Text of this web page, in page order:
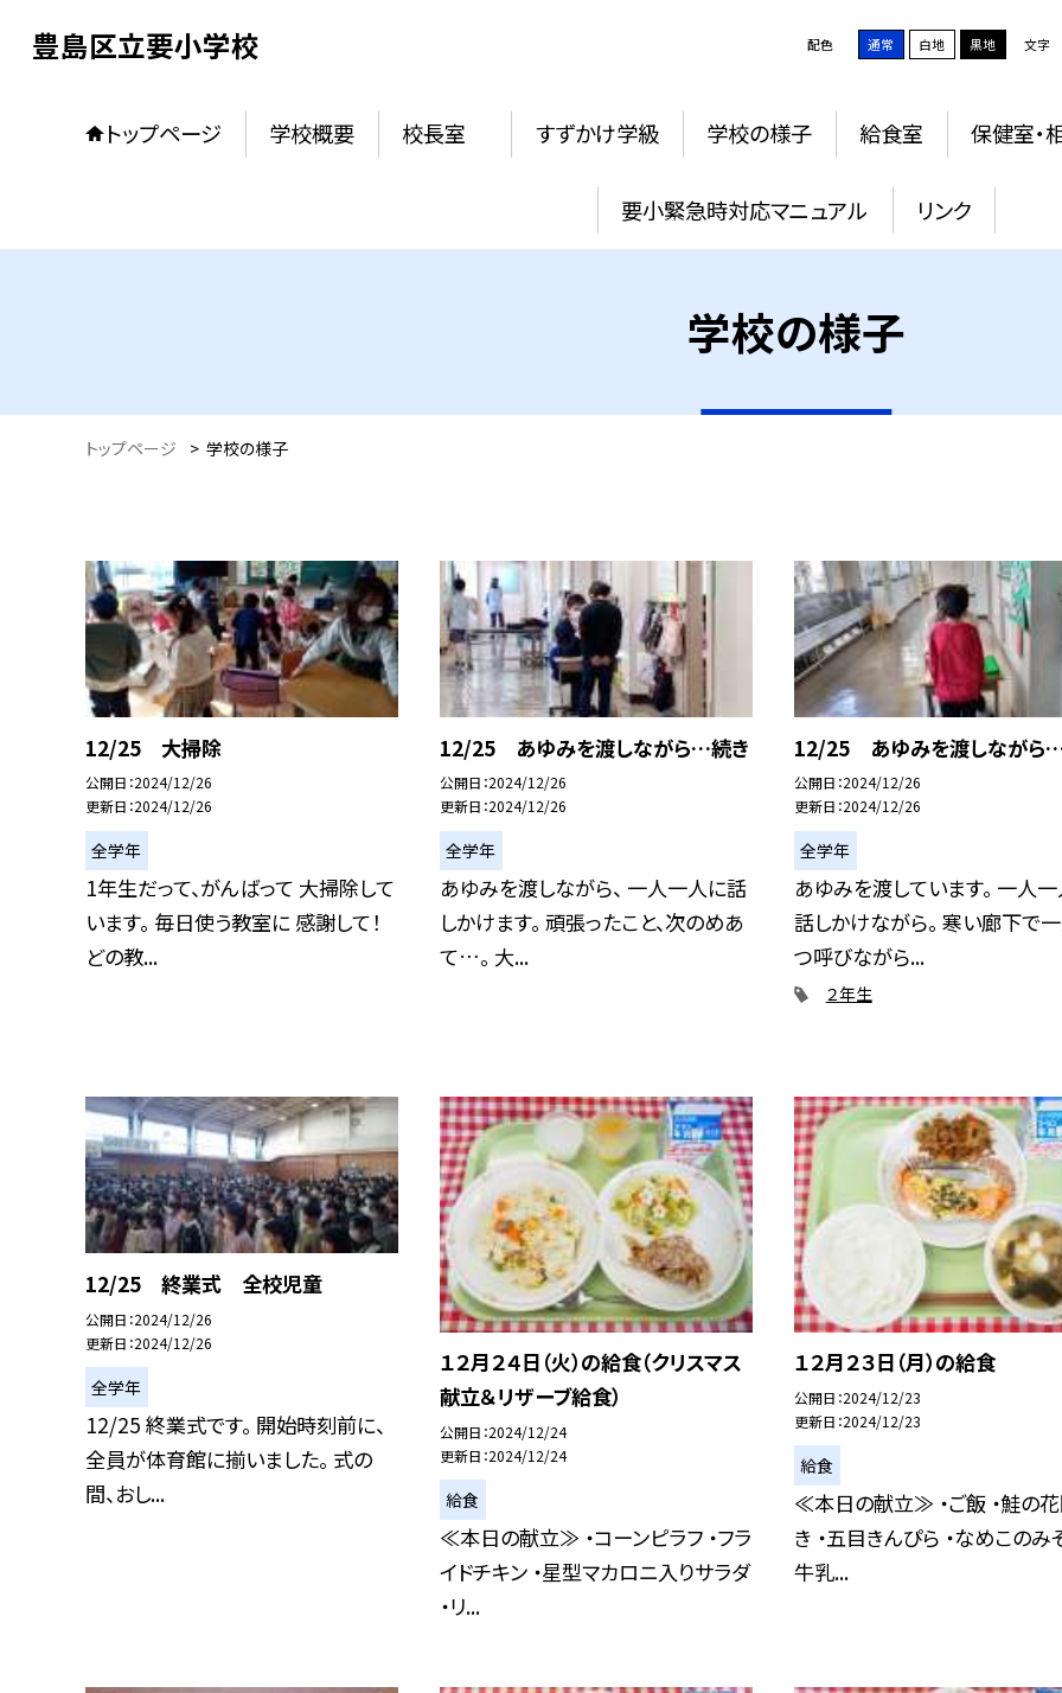
豊島区立要小学校 配色 通常 白地 黒地 文字
トップページ 学校概要 校長室 すずかけ学級 学校の様子 給食室 保健室・
要小緊急時対応マニュアル リンク
学校の様子
トップページ > 学校の様子
12/25 大掃除
公開日 2024/12/26
更新日 2024/12/26
全学年
1年生だって、がんばって 大掃除して
います。 毎日使う教室に 感謝して！
どの教...
12/25 あゆみを渡しながら…続き
公開日 2024/12/26
更新日 2024/12/26
全学年
あゆみを渡しながら、 一人一人に話
しかけます。 頑張ったこと、次のめあ
て…。 大...
12/25 あゆみを渡しながら
公開日 2024/12/26
更新日 2024/12/26
全学年
あゆみを渡しています。 一人
話しかけながら。 寒い廊下で
つ呼びながら...
２年生
12/25 終業式 全校児童
公開日 2024/12/26
更新日 2024/12/26
全学年
12/25 終業式です。 開始時刻前に、
全員が体育館に揃いました。 式の
間、おし...
１２月２４日（火）の給食（クリスマス
献立＆リザーブ給食）
公開日 2024/12/24
更新日 2024/12/24
給食
≪本日の献立≫ ・コーンピラフ ・フラ
イドチキン ・星型マカロニ入りサラダ
・リ...
１２月２３日（月）の給食
公開日 2024/12/23
更新日 2024/12/23
給食
≪本日の献立≫ ・ご飯 ・鮭の
き ・五目きんぴら ・なめこのみ
牛乳...